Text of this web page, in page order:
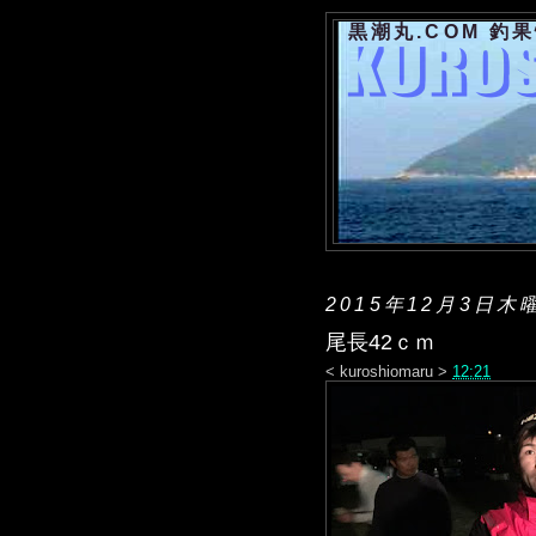
黒潮丸.COM 釣
2015年12月3日木
尾長42ｃｍ
< kuroshiomaru > 12:21